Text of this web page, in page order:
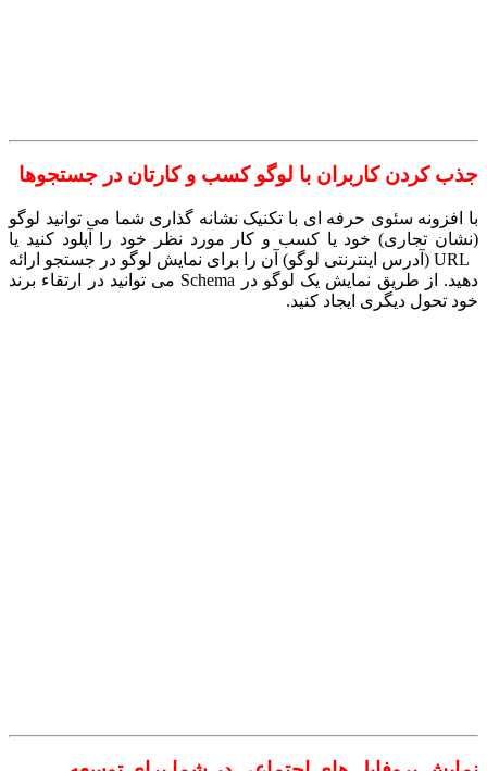
جذب کردن کاربران با لوگو کسب و کارتان در جستجوها
با افزونه سئوی حرفه ای با تکنیک نشانه گذاری شما می توانید لوگو
(نشان تجاری) خود یا کسب و کار مورد نظر خود را آپلود کنید یا
URL (آدرس اینترنتی لوگو) آن را برای نمایش لوگو در جستجو ارائه
دهید. از طریق نمایش یک لوگو در Schema می توانید در ارتقاء برند
خود تحول دیگری ایجاد کنید.